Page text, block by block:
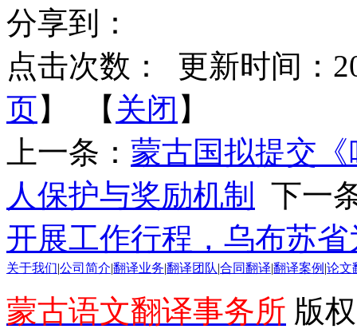
分享到：
点击次数：
更新时间：
页】 【 关闭 】
上一条： 蒙古国拟提交
人保护与奖励机制
下一
开展工作行程，乌布苏
关于我们 公司简介 翻译业务 翻译团队 合同翻译 翻译案例 论文
蒙古语文翻译事务所 版